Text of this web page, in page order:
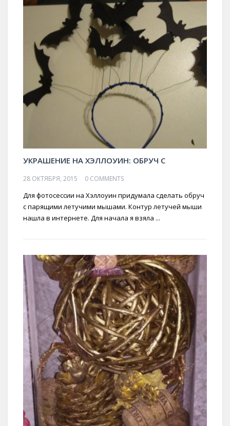
УКРАШЕНИЕ НА ХЭЛЛОУИН: ОБРУЧ С
28 ОКТЯБРЯ, 2015 0 COMMENTS
Для фотосессии на Хэллоуин придумала сделать обруч
с парящими летучими мышами. Контур летучей мыши
нашла в интернете. Для начала я взяла ...